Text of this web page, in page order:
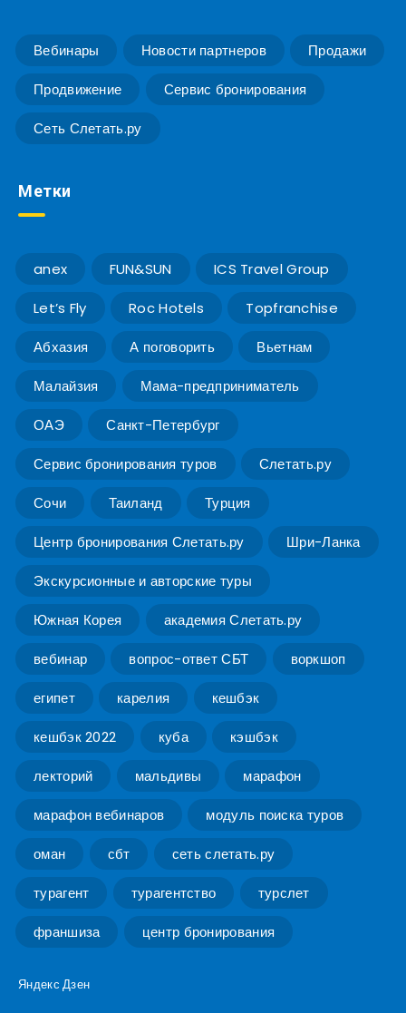
Вебинары Новости партнеров Продажи
Продвижение Сервис бронирования
Сеть Слетать.ру
Метки
anex FUN&SUN ICS Travel Group
Let’s Fly Roc Hotels Topfranchise
Абхазия А поговорить Вьетнам
Малайзия Мама-предприниматель
ОАЭ Санкт-Петербург
Сервис бронирования туров Слетать.ру
Сочи Таиланд Турция
Центр бронирования Слетать.ру Шри-Ланка
Экскурсионные и авторские туры
Южная Корея академия Слетать.ру
вебинар вопрос-ответ СБТ воркшоп
египет карелия кешбэк
кешбэк 2022 куба кэшбэк
лекторий мальдивы марафон
марафон вебинаров модуль поиска туров
оман сбт сеть слетать.ру
турагент турагентство турслет
франшиза центр бронирования
Яндекс Дзен